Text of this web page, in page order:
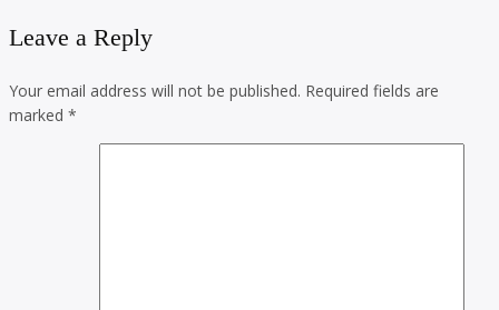
Leave a Reply
Your email address will not be published. Required fields are
marked *